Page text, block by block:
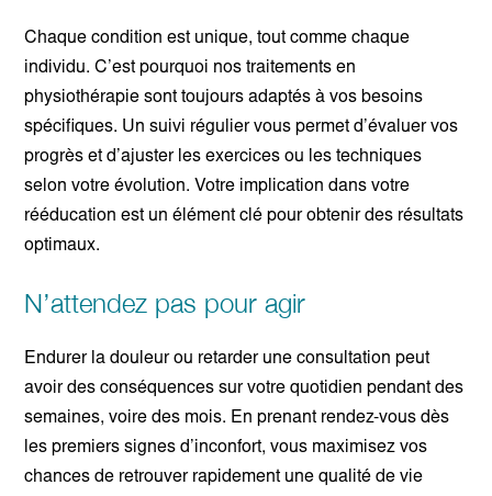
Chaque condition est unique, tout comme chaque
individu. C’est pourquoi nos traitements en
physiothérapie sont toujours adaptés à vos besoins
spécifiques. Un suivi régulier vous permet d’évaluer vos
progrès et d’ajuster les exercices ou les techniques
selon votre évolution. Votre implication dans votre
rééducation est un élément clé pour obtenir des résultats
optimaux.
N’attendez pas pour agir
Endurer la douleur ou retarder une consultation peut
avoir des conséquences sur votre quotidien pendant des
semaines, voire des mois. En prenant rendez-vous dès
les premiers signes d’inconfort, vous maximisez vos
chances de retrouver rapidement une qualité de vie